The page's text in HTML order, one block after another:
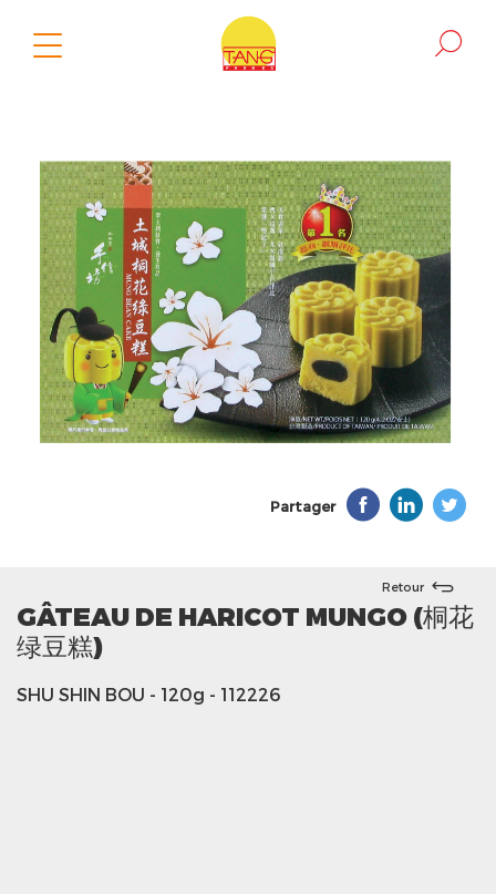
Partager
Retour
GÂTEAU DE HARICOT MUNGO (桐花
绿豆糕)
SHU SHIN BOU - 120g - 112226